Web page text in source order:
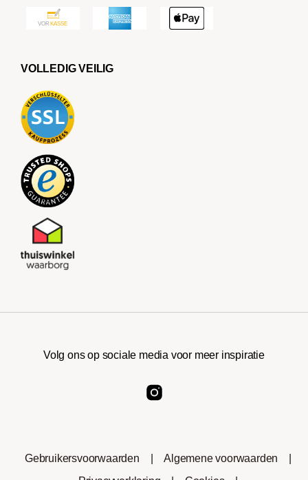
VOLLEDIG VEILIG
Volg ons op sociale media voor meer inspiratie
Gebruikersvoorwaarden Algemene voorwaarden